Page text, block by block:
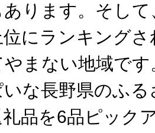
税の基礎知識
り診断
サイト特集
あります。そし
位にランキング
まない地域で
な長野県のふ
品を6品ピック